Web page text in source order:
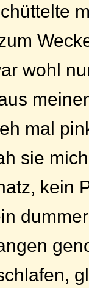
wohl
mal
sie
kein